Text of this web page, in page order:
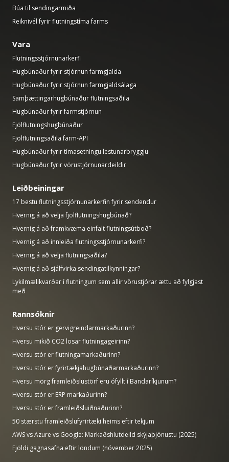
Búa til sendingarmiða
Reiknivél fyrir flutningstíma farms
Vara
Flutningsstjórnunarkerfi
Hugbúnaður fyrir stjórnun farmgjalda
Hugbúnaður fyrir stjórnun farmgjaldsálaga
Samþættingarhugbúnaður flutningsaðila
Hugbúnaður fyrir farmstjórnun
Fjölflutningshugbúnaður
Fjölflutningsaðila farm-API
Hugbúnaður fyrir tímasetningu lestunarbryggju
Hugbúnaður fyrir vörustjórnunardeildir
Leiðbeiningar
17 bestu flutningsstjórnunarkerfin fyrir sendendur
Hvernig á að velja fjölflutningshugbúnað?
Hvernig á að framkvæma einfalt flutningsútboð?
Hvernig á að innleiða flutningsstjórnunarkerfi?
Hvernig á að velja flutningsaðila?
Hvernig á að sjálfvirka sendingatilkynningar?
Lykilmælikvarðar í flutningum sem allir vörustjórar ættu að fylgjast
með
Rannsóknir
Hversu stór er gervigreindarmarkaðurinn?
Hversu mikið CO2 losar flutningageirinn?
Hversu stór er flutningamarkaðurinn?
Hversu stór er fyrirtækjahugbúnaðarmarkaðurinn?
Hversu mörg framleiðslustörf eru ófyllt í Bandaríkjunum?
Hversu stór er ERP markaðurinn?
Hversu stór er framleiðsluiðnaðurinn?
50 stærstu framleiðslufyrirtæki heims eftir tekjum
AWS vs Azure vs Google: Markaðshlutdeild skýjaþjónustu (2025)
Fjöldi gagnasafna eftir löndum (nóvember 2025)